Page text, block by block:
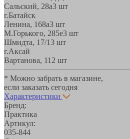
Сальский, 28a3 шт
г.Батайск
Ленина, 168а3 шт
М.Горького, 285е3 шт
Шмидта, 17/13 шт
г.Аксай
Вартанова, 11 2 шт
* Можно забрать в магазине,
если заказать сегодня
Характеристики
Бренд:
Практика
Артикул:
035-844